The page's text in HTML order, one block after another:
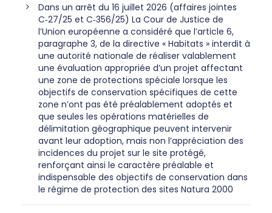
Dans un arrêt du 16 juillet 2026 (affaires jointes
C‑27/25 et C‑356/25) La Cour de Justice de
l’Union européenne a considéré que l’article 6,
paragraphe 3, de la directive « Habitats » interdit à
une autorité nationale de réaliser valablement
une évaluation appropriée d’un projet affectant
une zone de protections spéciale lorsque les
objectifs de conservation spécifiques de cette
zone n’ont pas été préalablement adoptés et
que seules les opérations matérielles de
délimitation géographique peuvent intervenir
avant leur adoption, mais non l’appréciation des
incidences du projet sur le site protégé,
renforçant ainsi le caractère préalable et
indispensable des objectifs de conservation dans
le régime de protection des sites Natura 2000